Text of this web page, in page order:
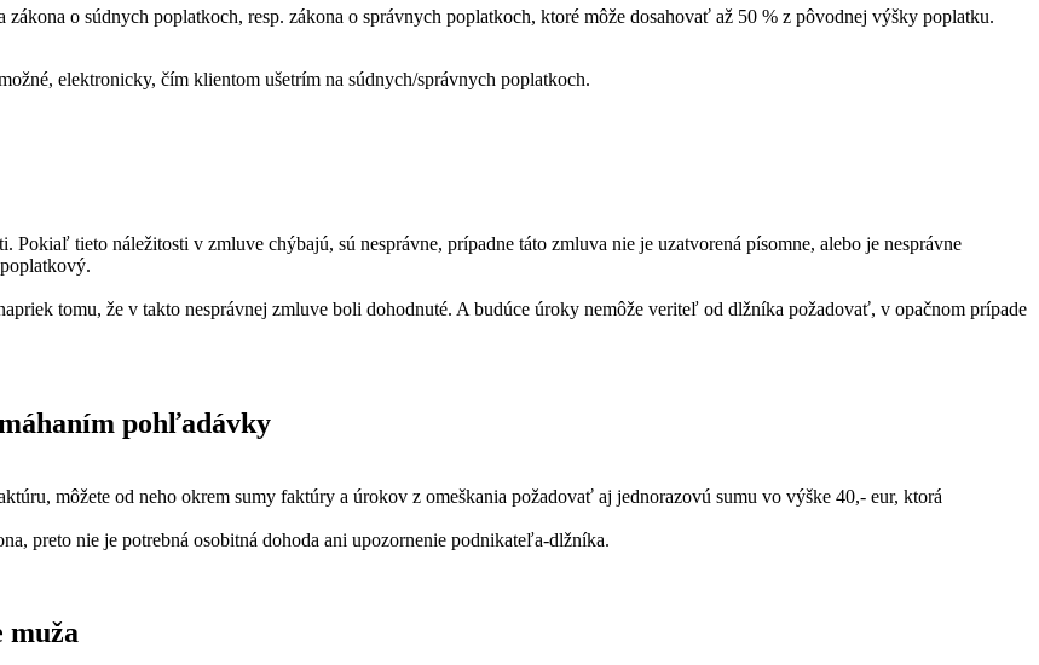
o súdnych poplatkoch, resp. zákona o správnych poplatkoch, ktoré môže dosahovať až 50 % z pôvodnej výšky poplatku.
elektronicky, čím klientom ušetrím na súdnych/správnych poplatkoch.
tieto náležitosti v zmluve chýbajú, sú nesprávne, prípadne táto zmluva nie je uzatvorená písomne, alebo je nesprávne
tomu, že v takto nesprávnej zmluve boli dohodnuté. A budúce úroky nemôže veriteľ od dlžníka požadovať, v opačnom prípade
pohľadávky
môžete od neho okrem sumy faktúry a úrokov z omeškania požadovať aj jednorazovú sumu vo výške 40,- eur, ktorá
preto nie je potrebná osobitná dohoda ani upozornenie podnikateľa-dlžníka.
muža